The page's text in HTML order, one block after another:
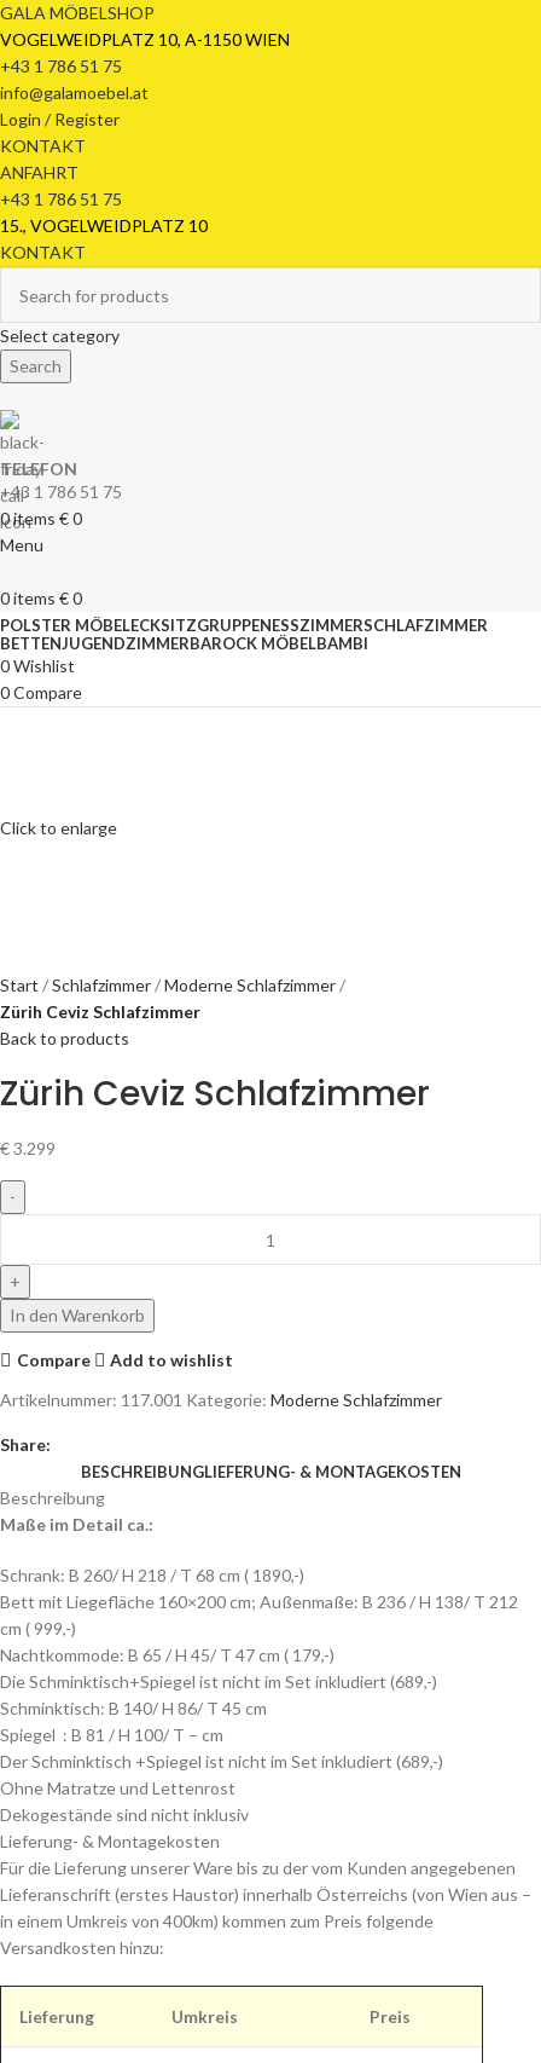
GALA MÖBELSHOP
VOGELWEIDPLATZ 10, A-1150 WIEN
+43 1 786 51 75
info@galamoebel.at
Login / Register
KONTAKT
ANFAHRT
+43 1 786 51 75
15., VOGELWEIDPLATZ 10
KONTAKT
Select category
Search
TELEFON
+43 1 786 51 75
0items €0
Menu
0items €0
POLSTER MÖBELECKSITZGRUPPENESSZIMMERSCHLAFZIMMER
BETTENJUGENDZIMMERBAROCK MÖBELBAMBI
0Wishlist
0Compare
Click to enlarge
Start Schlafzimmer
Moderne Schlafzimmer
Zürih Ceviz Schlafzimmer
Back to products
Zürih Ceviz Schlafzimmer
€3.299
In den Warenkorb
Compare
Add to wishlist
Artikelnummer: 117.001 Kategorie: Moderne Schlafzimmer
Share:
BESCHREIBUNGLIEFERUNG- & MONTAGEKOSTEN
Beschreibung
Maße im Detail ca.:
Schrank: B 260/ H 218 / T 68 cm ( 1890,-)
Bett mit Liegefläche 160×200 cm; Außenmaße: B 236 / H 138/ T 212
cm ( 999,-)
Nachtkommode: B 65 / H 45/ T 47 cm ( 179,-)
Die Schminktisch+Spiegel ist nicht im Set inkludiert (689,-)
Schminktisch: B 140/ H 86/ T 45 cm
Spiegel : B 81 / H 100/ T – cm
Der Schminktisch +Spiegel ist nicht im Set inkludiert (689,-)
Ohne Matratze und Lettenrost
Dekogestände sind nicht inklusiv
Lieferung- & Montagekosten
Für die Lieferung unserer Ware bis zu der vom Kunden angegebenen
Lieferanschrift (erstes Haustor) innerhalb Österreichs (von Wien aus –
in einem Umkreis von 400km) kommen zum Preis folgende
Versandkosten hinzu:
Lieferung Umkreis Preis